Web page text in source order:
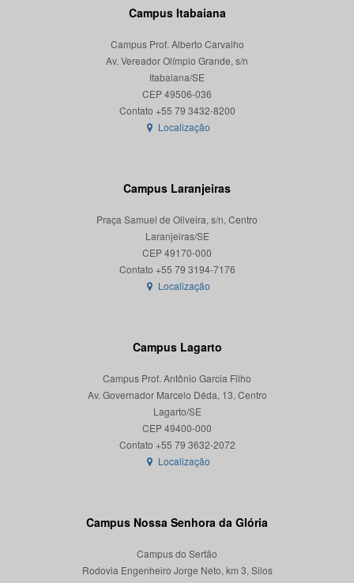
Campus Itabaiana
Campus Prof. Alberto Carvalho
Av. Vereador Olímpio Grande, s/n
Itabaiana/SE
CEP 49506-036
Localização
Campus Laranjeiras
Praça Samuel de Oliveira, s/n, Centro
Laranjeiras/SE
CEP 49170-000
Localização
Campus Lagarto
Campus Prof. Antônio Garcia Filho
Av. Governador Marcelo Déda, 13, Centro
Lagarto/SE
CEP 49400-000
Localização
Campus Nossa Senhora da Glória
Campus do Sertão
Rodovia Engenheiro Jorge Neto, km 3, Silos